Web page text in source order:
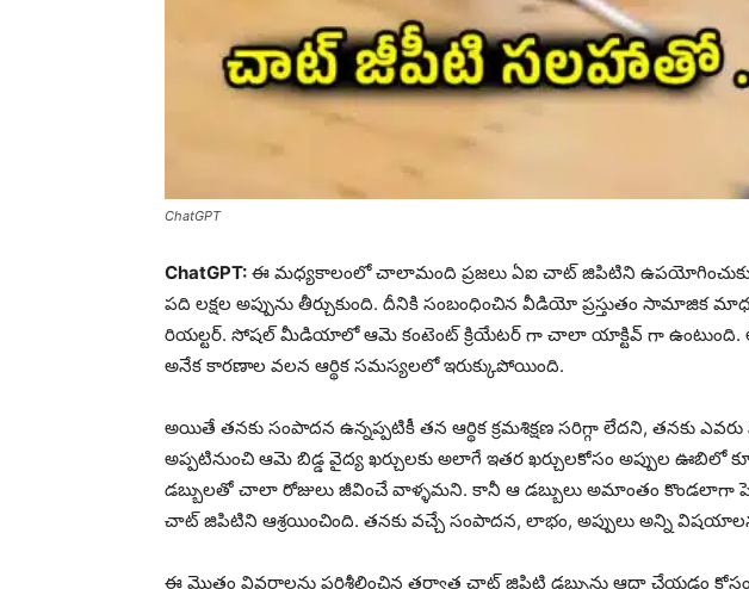
ChatGPT
ChatGPT: ఈ మధ్యకాలంలో చాలామంది ప్రజలు ఏఐ చాట్ జిపిటిని
పది లక్షల అప్పును తీర్చుకుంది. దీనికి సంబంధించిన వీడియో ప్రస్తుతం
రియల్టర్. సోషల్ మీడియాలో ఆమె కంటెంట్ క్రియేటర్ గా చాలా యాక్టివ్ గా ఉంటుంది.
అనేక కారణాల వలన ఆర్థిక సమస్యలలో ఇరుక్కుపోయింది.
అయితే తనకు సంపాదన ఉన్నప్పటికీ తన ఆర్థిక క్రమశిక్షణ సరిగ్గా లేదని, తనకు
అప్పటినుంచి ఆమె బిడ్డ వైద్య ఖర్చులకు అలాగే ఇతర ఖర్చులకోసం అప్పుల ఊబిలో
డబ్బులతో చాలా రోజులు జీవించే వాళ్ళమని. కానీ ఆ డబ్బులు అమాంతం
చాట్ జిపిటిని ఆశ్రయించింది. తనకు వచ్చే సంపాదన, లాభం, అప్పులు అన్ని
ఈ మొత్తం వివరాలను పరిశీలించిన తర్వాత చాట్ జిపిటి డబ్బును ఆదా చేయడం